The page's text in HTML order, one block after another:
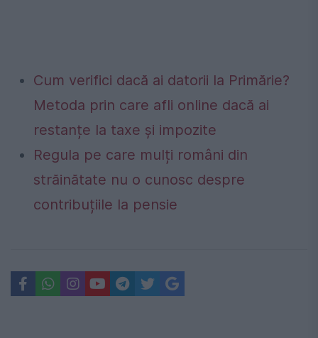
Cum verifici dacă ai datorii la Primărie?
Metoda prin care afli online dacă ai
restanțe la taxe și impozite
Regula pe care mulți români din
străinătate nu o cunosc despre
contribuțiile la pensie